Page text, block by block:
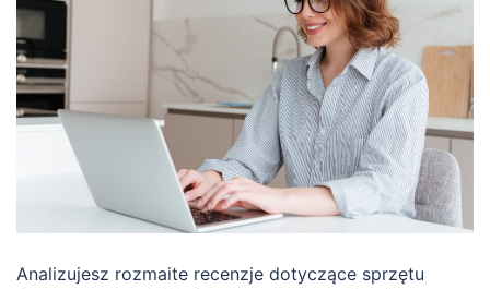
Analizujesz rozmaite recenzje dotyczące sprzętu